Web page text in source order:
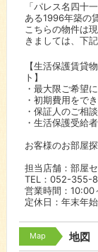
「パレス名四十
ある1996年築の
こちらの物件は
きましては、下
【生活保護賃貸
ト】
・最大限ご希望
・初期費用をで
・保証人のご相談
・生活保護受給
お客様のお部屋
担当店舗：部屋
TEL：052-355-
営業時間：10:00
定休日：年末年
Map 地図